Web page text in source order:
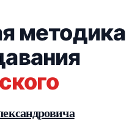
методика